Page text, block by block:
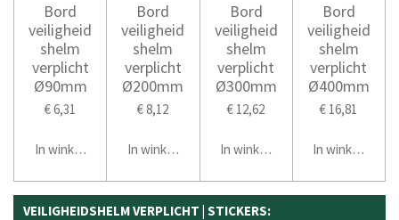
Bord
veiligheid
shelm
verplicht
Ø90mm
€ 6,31
In winkelwagen
Bord
veiligheid
shelm
verplicht
Ø200mm
€ 8,12
In winkelwagen
Bord
veiligheid
shelm
verplicht
Ø300mm
€ 12,62
In winkelwagen
Bord
veiligheid
shelm
verplicht
Ø400mm
€ 16,81
In winkelwagen
VEILIGHEIDSHELM VERPLICHT | STICKERS: